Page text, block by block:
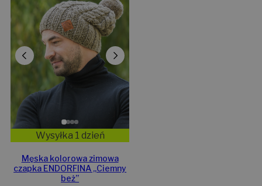
Wysyłka 1 dzień
Męska kolorowa zimowa
czapka ENDORFINA „Ciemny
beż”